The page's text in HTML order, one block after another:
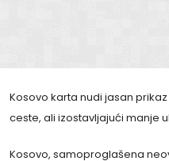
Kosovo karta nudi jasan
ceste, ali izostavljajući manje
Kosovo, samoproglašena